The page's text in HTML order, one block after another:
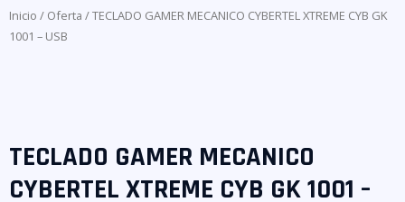
Inicio / Oferta / TECLADO GAMER MECANICO CYBERTEL XTREME CYB GK
1001 – USB
TECLADO GAMER MECANICO
CYBERTEL XTREME CYB GK 1001 –